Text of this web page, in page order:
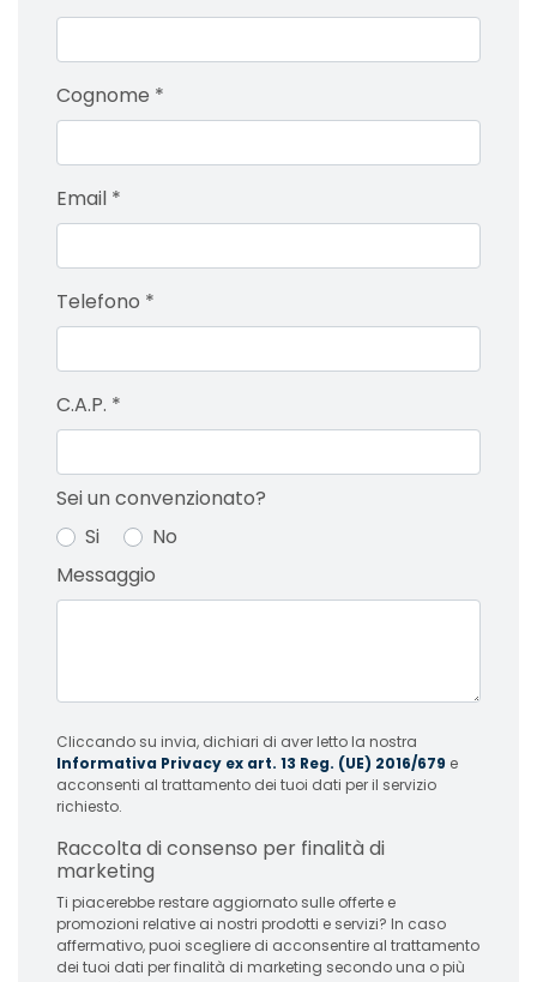
Cognome *
Email *
Telefono *
C.A.P. *
Sei un convenzionato?
Si
No
Messaggio
Cliccando su invia, dichiari di aver letto la nostra
Informativa Privacy ex art. 13 Reg. (UE) 2016/679 e
acconsenti al trattamento dei tuoi dati per il servizio
richiesto.
Raccolta di consenso per finalità di
marketing
Ti piacerebbe restare aggiornato sulle offerte e
promozioni relative ai nostri prodotti e servizi? In caso
affermativo, puoi scegliere di acconsentire al trattamento
dei tuoi dati per finalità di marketing secondo una o più